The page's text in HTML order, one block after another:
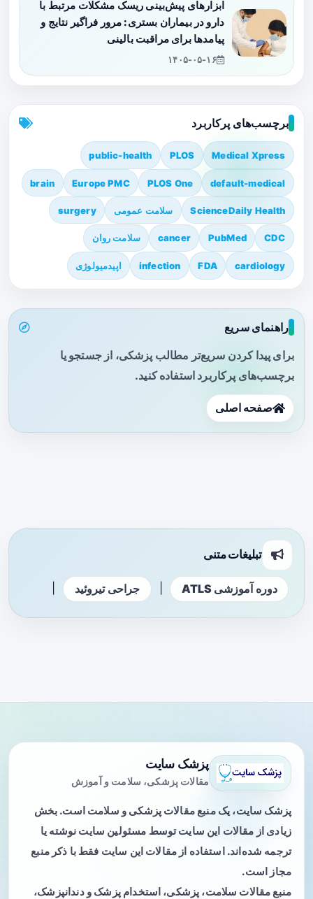
ابزارهای پیش‌بینی ریسک مشکلات مرتبط با
دارو در بیماران بستری: مرور فراگیر نتایج و
پیامدها برای مراقبت بالینی
۱۴۰۵-۰۵-۱۶
برچسب‌های پرکاربرد
Medical Xpress
PLOS
public-health
default-medical
PLOS One
Europe PMC
brain
ScienceDaily Health سلامت عمومی surgery
CDC
PubMed
cancer سلامت روان
cardiology
FDA
infection اپیدمیولوژی
راهنمای سریع
برای پیدا کردن سریع‌تر مطالب پزشکی، از جستجو یا
برچسب‌های پرکاربرد استفاده کنید.
صفحه اصلی
تبلیغات متنی
دوره آموزشی ATLS جراحی تیروئید
پزشک سایت
مقالات پزشکی، سلامت و آموزش
پزشک سایت، یک منبع مقالات پزشکی و سلامت است. بخش
زیادی از مقالات این سایت توسط مسئولین سایت نوشته یا
ترجمه شده‌اند. استفاده از مقالات این سایت فقط با ذکر منبع
مجاز است.
منبع مقالات سلامت، پزشکی، استخدام پزشک و دندانپزشک،